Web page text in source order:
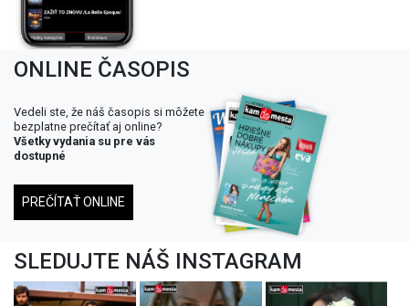
ONLINE ČASOPIS
Vedeli ste, že náš časopis si môžete
bezplatne prečítať aj online?
Všetky vydania su pre vás
dostupné
PREČÍTAŤ ONLINE
SLEDUJTE NÁŠ INSTAGRAM